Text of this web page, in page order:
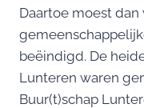
Daartoe moest
beëindigd. De
Lunteren waren
Buur(t)schap